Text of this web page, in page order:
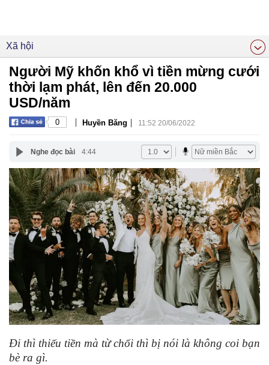
Xã hội
Người Mỹ khốn khổ vì tiền mừng cưới
thời lạm phát, lên đến 20.000
USD/năm
0 | Huyền Băng | 11:52 20/06/2022
Nghe đọc bài 4:44
Đi thì thiếu tiền mà từ chối thì bị nói là không coi bạn
bè ra gì.